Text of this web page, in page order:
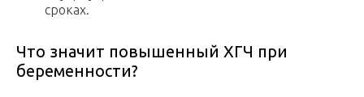
сроках.
Что значит повышенный ХГЧ при
беременности?